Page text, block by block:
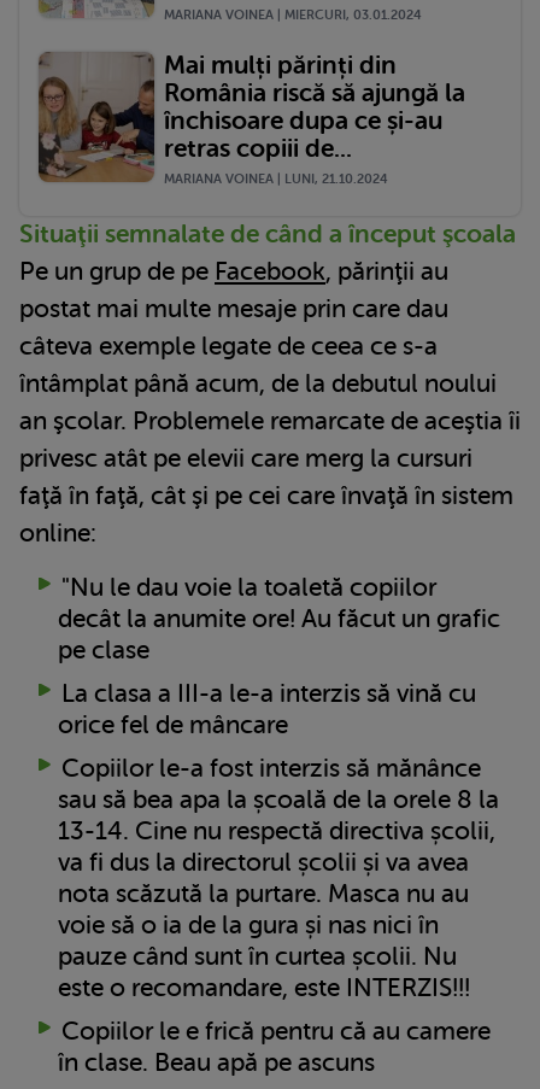
MARIANA VOINEA | MIERCURI, 03.01.2024
Mai mulți părinți din
România riscă să ajungă la
închisoare dupa ce și-au
retras copiii de...
MARIANA VOINEA | LUNI, 21.10.2024
Situaţii semnalate de când a început şcoala
Pe un grup de pe Facebook, părinţii au
postat mai multe mesaje prin care dau
câteva exemple legate de ceea ce s-a
întâmplat până acum, de la debutul noului
an şcolar. Problemele remarcate de aceştia îi
privesc atât pe elevii care merg la cursuri
faţă în faţă, cât şi pe cei care învaţă în sistem
online:
"Nu le dau voie la toaletă copiilor
decât la anumite ore! Au făcut un grafic
pe clase
La clasa a III-a le-a interzis să vină cu
orice fel de mâncare
Copiilor le-a fost interzis să mănânce
sau să bea apa la școală de la orele 8 la
13-14. Cine nu respectă directiva școlii,
va fi dus la directorul școlii și va avea
nota scăzută la purtare. Masca nu au
voie să o ia de la gura și nas nici în
pauze când sunt în curtea școlii. Nu
este o recomandare, este INTERZIS!!!
Copiilor le e frică pentru că au camere
în clase. Beau apă pe ascuns